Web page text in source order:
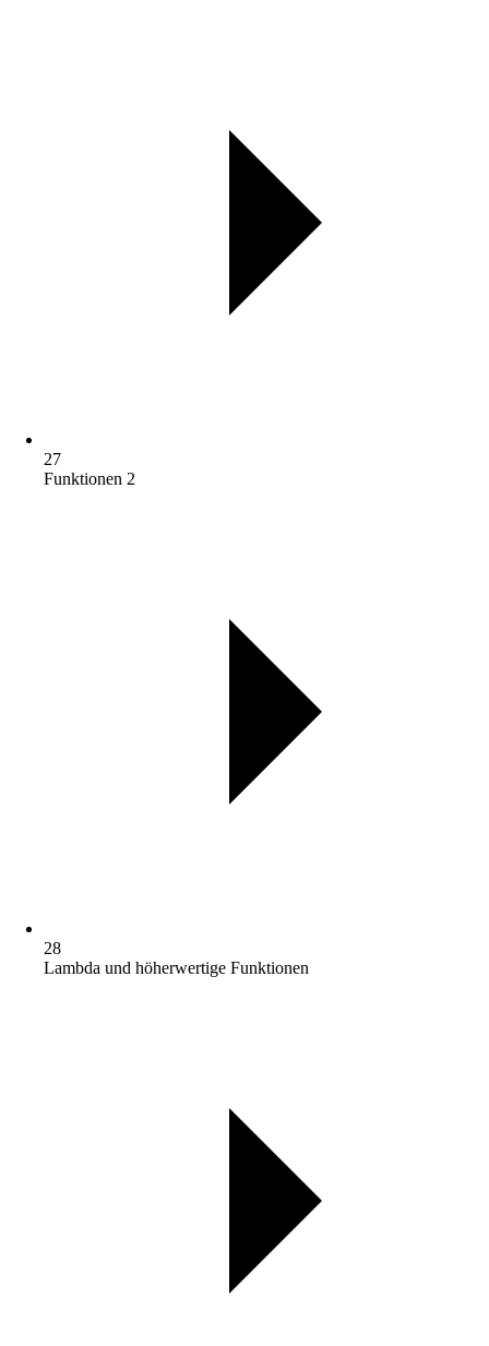
27
Funktionen 2
28
Lambda und höherwertige Funktionen